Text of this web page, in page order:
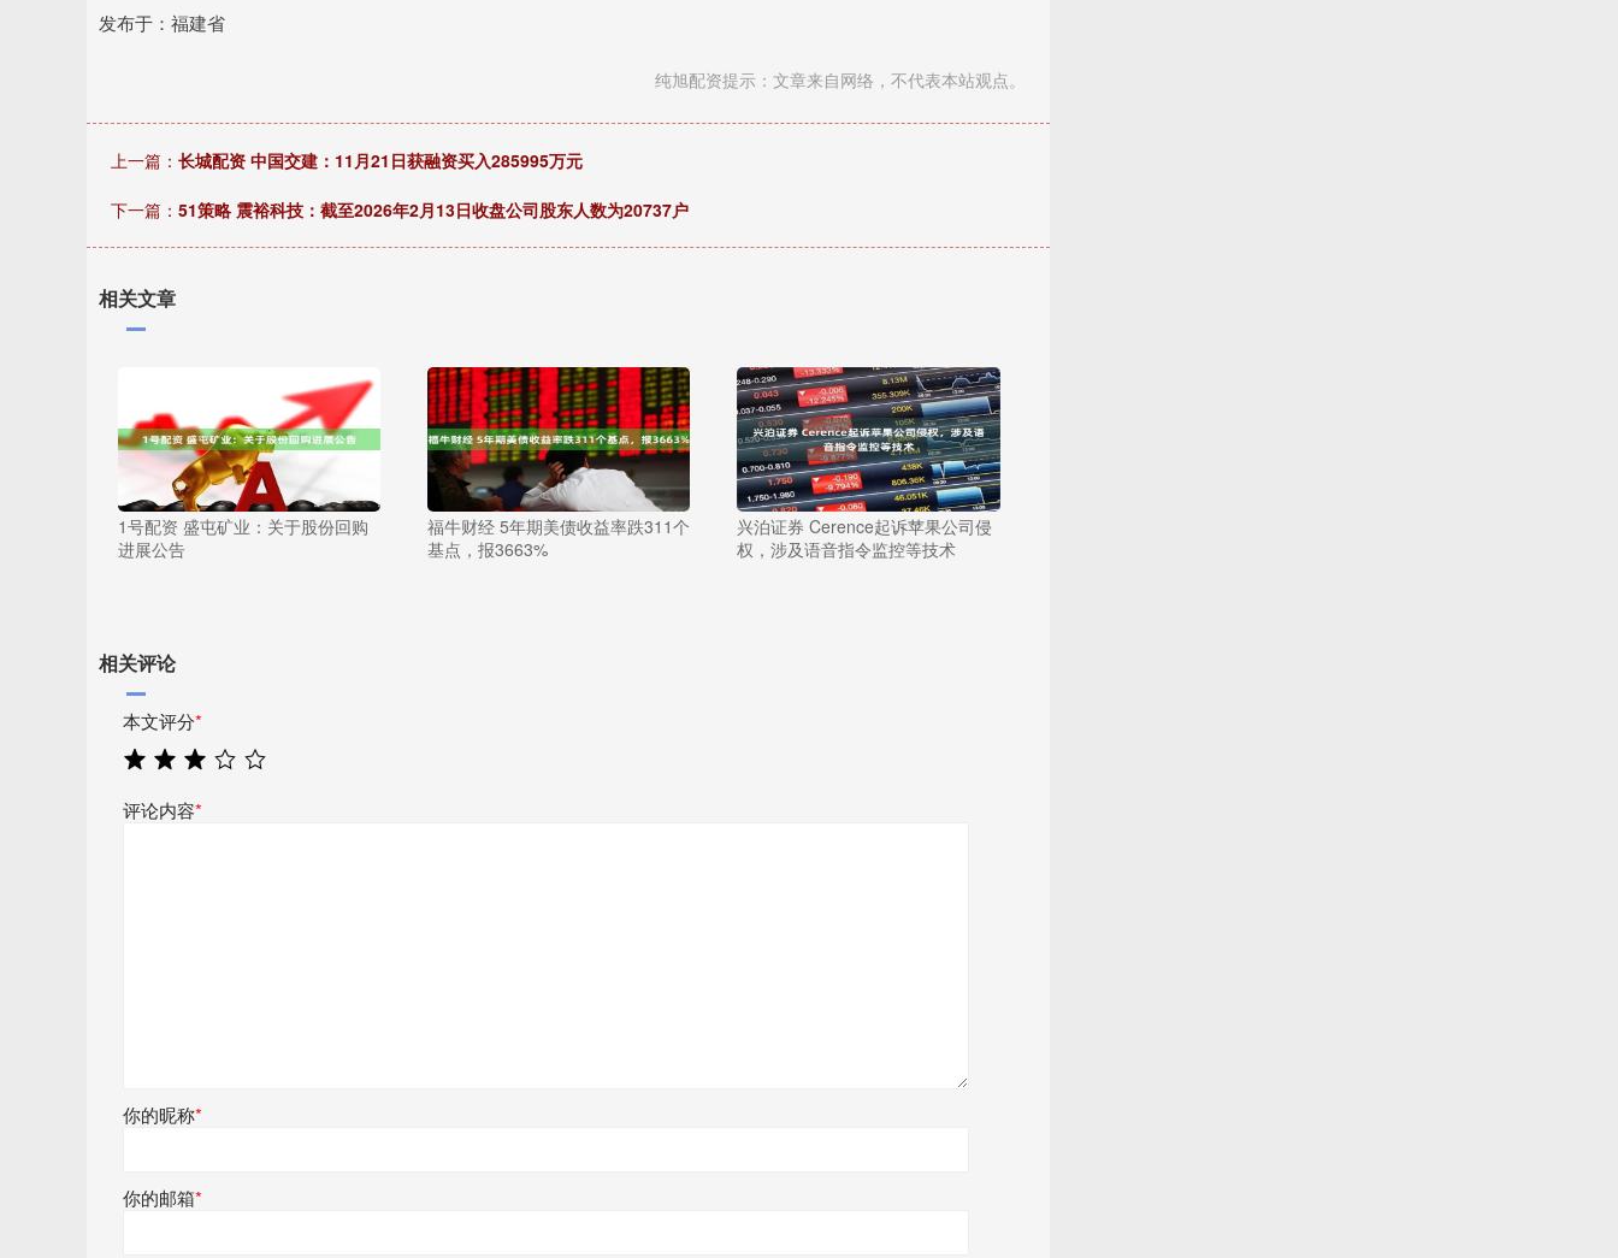
发布于：福建省
纯旭配资提示：文章来自网络，不代表本站观点。
上一篇： 长城配资 中国交建：11月21日获融资买入285995万元
下一篇： 51策略 震裕科技：截至2026年2月13日收盘公司股东人数为20737户
相关文章
1号配资 盛屯矿业：关于股份回购
进展公告
福牛财经 5年期美债收益率跌311个
基点，报3663%
兴泊证券 Cerence起诉苹果公司侵
权，涉及语音指令监控等技术
相关评论
本文评分*
评论内容*
你的昵称*
你的邮箱*